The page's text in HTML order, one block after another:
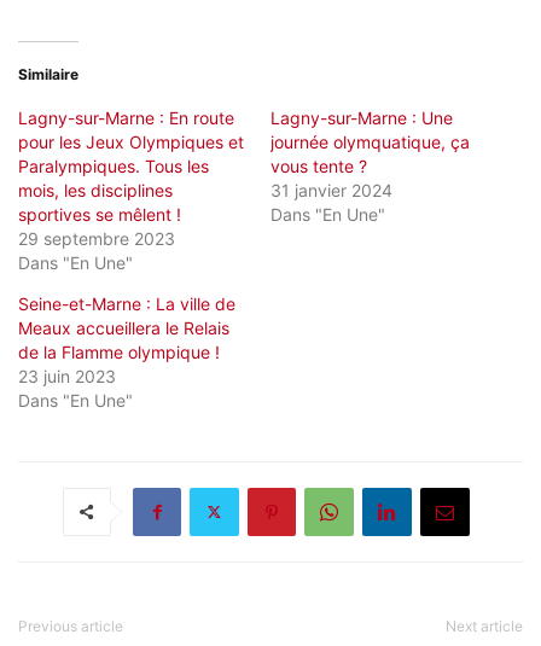
Similaire
Lagny-sur-Marne : En route
pour les Jeux Olympiques et
Paralympiques. Tous les
mois, les disciplines
sportives se mêlent !
29 septembre 2023
Dans "En Une"
Lagny-sur-Marne : Une
journée olymquatique, ça
vous tente ?
31 janvier 2024
Dans "En Une"
Seine-et-Marne : La ville de
Meaux accueillera le Relais
de la Flamme olympique !
23 juin 2023
Dans "En Une"
Previous article Next article